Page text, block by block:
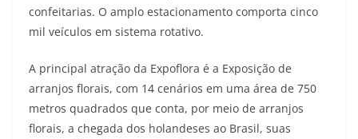
confeitarias. O amplo estacionamento comporta cinco
mil veículos em sistema rotativo.
A principal atração da Expoflora é a Exposição de
arranjos florais, com 14 cenários em uma área de 750
metros quadrados que conta, por meio de arranjos
florais, a chegada dos holandeses ao Brasil, suas